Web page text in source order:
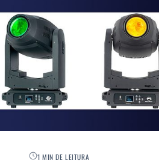
1 MIN DE LEITURA